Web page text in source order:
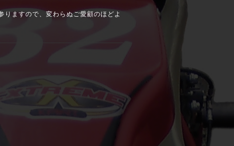
ますので、変わらぬご愛顧のほどよ